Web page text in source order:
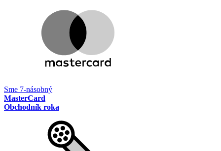
Sme 7-násobný
MasterCard
Obchodník roka